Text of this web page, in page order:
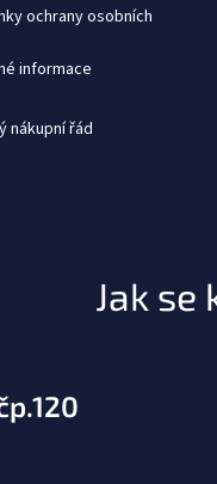
ochrany osobních
informace
nákupní řád
Jak se